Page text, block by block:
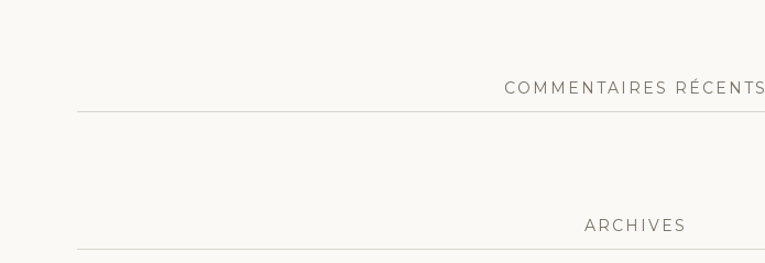
COMMENTAIRES RÉCENTS
ARCHIVES